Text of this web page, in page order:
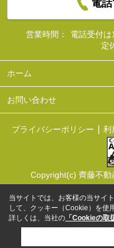
電
営業時間：
電話受付
定
ホーム
お問い合わせ
プライバシーポリシー 利
Copyright(c) 齊藤不動
当サイトでは、お客様の当サイ
して、クッキー（Cookie）を使
詳しくは、当社の 「Cookieの取